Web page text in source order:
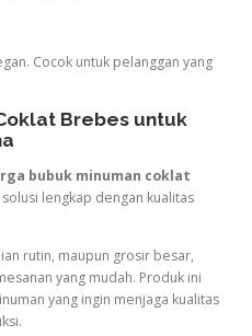
Cocok untuk pelanggan yang
Brebes untuk
bubuk minuman coklat
lengkap dengan kualitas
rutin, maupun grosir besar,
yang mudah. Produk ini
yang ingin menjaga kualitas